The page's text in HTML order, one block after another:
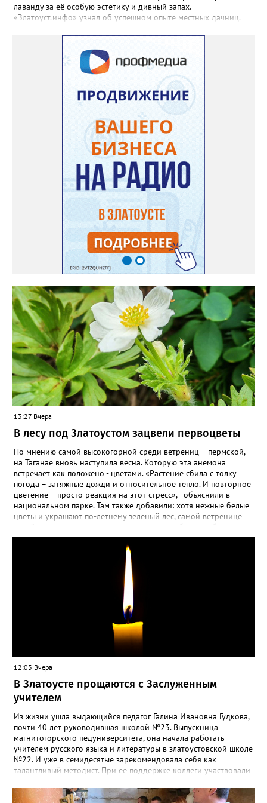
лаванду за её особую эстетику и дивный запах.
«Златоуст.инфо» узнал об успешном опыте местных дачниц.
семян (на фото), - отметила «Златоуст.инфо» хозяйка частного
дома Екатерина Бойко. – Посадила вдоль забора, потому что
низины этот цветок не любит. Вот уже второй год растет и
радует меня. Соседи просят саженцы: аромат и до них
доносится. В конце лета собираю лаванду в пучки, сушу –
получаются букеты и саше одновременно. Лаванда широко
используется и в кулинарии». Семена, отметила собеседница
нашего портала, у неё были сорта «Вознесенская узколистная».
Только она хорошо зимует без укрытия. Всхожесть оказалась
на удивление хорошей: из пяти семян из каждой пачки четыре
взошли даже без стратификации. После покупки (по весне)
садовод советует сразу убрать семена в холодильник на два
месяца, а место посадки - мульчировать мелкой корой. Семена
самосевом в ней отлично прорастают. Если иногда срезать
сухие цветы и стряхивать семена вокруг куртины, лаванда
весной прорастет сама. Ещё один секрет – этот символ
Прованса не любит «вкусную» почву. Добавляйте в посадочную
яму гравий и песок – требуется хороший дренаж. В первый год
Екатерина рекомендует цветы убирать, чтобы силы куста
пошли на наращивание корневой системы. А со второго года
пусть лаванда цветёт во всю силу! Фото: Екатерина Бойко,
специально для «Златоуст.инфо». Обсуждение новости здесь
ВКОНТАКТЕ https://vk.com/newszlatoust74
13:27 Вчера
В лесу под Златоустом зацвели первоцветы
По мнению самой высокогорной среди ветрениц – пермской,
на Таганае вновь наступила весна. Которую эта анемона
встречает как положено - цветами. «Растение сбила с толку
погода – затяжные дожди и относительное тепло. И повторное
цветение – просто реакция на этот стресс», - объяснили в
национальном парке. Там также добавили: хотя нежные белые
цветы и украшают по-летнему зелёный лес, самой ветренице
силы перед долгой зимовкой.
12:03 Вчера
В Златоусте прощаются с Заслуженным
учителем
Из жизни ушла выдающийся педагог Галина Ивановна Гудкова,
почти 40 лет руководившая школой №23. Выпускница
магнитогорского педуниверситета, она начала работать
учителем русского языка и литературы в златоустовской школе
№22. И уже в семидесятые зарекомендовала себя как
талантливый методист. При её поддержке коллеги участвовали
«Благодаря её мудрому руководству в школе сформировался